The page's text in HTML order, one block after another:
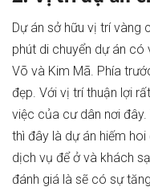
Dự án sở hữu vị trí vàng
phút di chuyển dự án
Võ và Kim Mã. Phía
đẹp. Với vị trí thuận lợi
việc của cư dân nơi
thì đây là dự án hiếm
dịch vụ để ở và khách
đánh giá là sẽ có sự